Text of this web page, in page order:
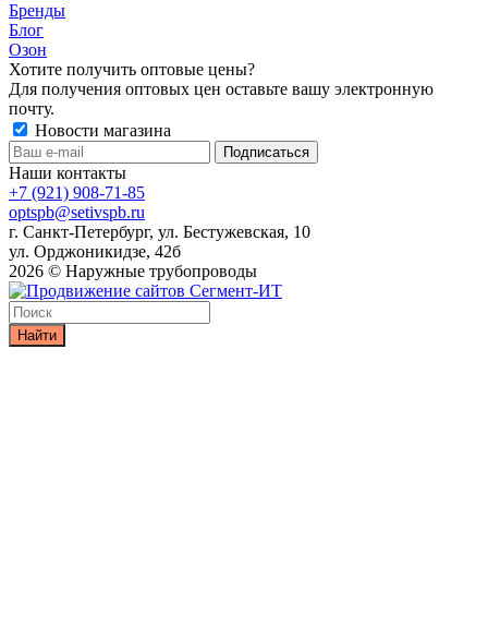
Бренды
Блог
Озон
Хотите получить оптовые цены?
Для получения оптовых цен оставьте вашу электронную
почту.
Новости магазина
Наши контакты
+7 (921) 908-71-85
optspb@setivspb.ru
г. Санкт-Петербург, ул. Бестужевская, 10
ул. Орджоникидзе, 42б
2026 © Наружные трубопроводы
Найти